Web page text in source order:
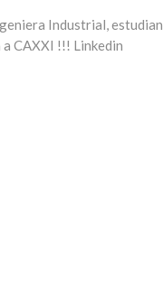
Industrial,
a CAXXI !!!